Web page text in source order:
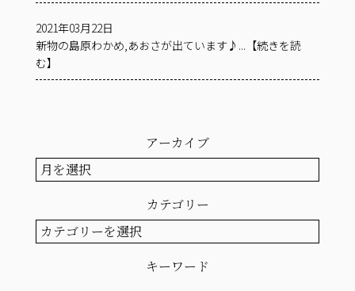
2021年03月22日
新物の島原わかめ,あおさが出ています♪...【続きを読
む】
アーカイブ
ア
ー
ブ
カテゴリー
カ
テ
キーワード